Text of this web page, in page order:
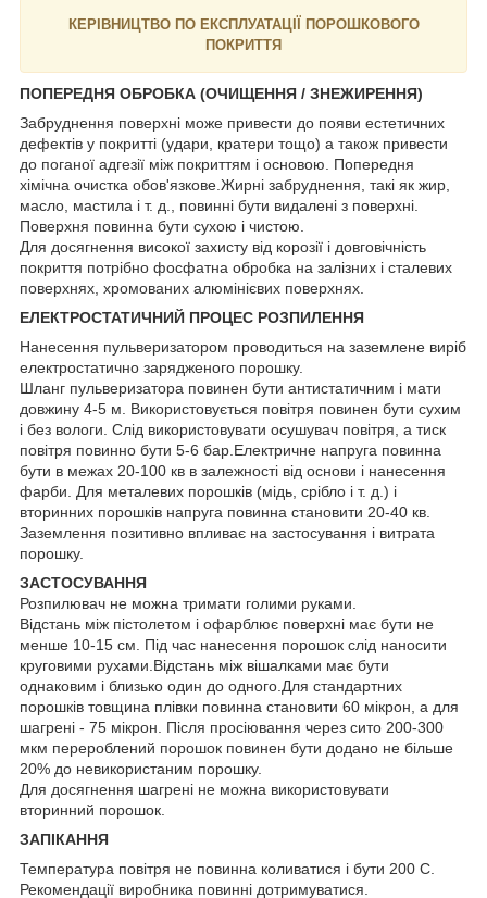
КЕРІВНИЦТВО ПО ЕКСПЛУАТАЦІЇ ПОРОШКОВОГО
ПОКРИТТЯ
ПОПЕРЕДНЯ ОБРОБКА (ОЧИЩЕННЯ / ЗНЕЖИРЕННЯ)
Забруднення поверхні може привести до появи естетичних
дефектів у покритті (удари, кратери тощо) а також привести
до поганої адгезії між покриттям і основою. Попередня
хімічна очистка обов'язкове.Жирні забруднення, такі як жир,
масло, мастила і т. д., повинні бути видалені з поверхні.
Поверхня повинна бути сухою і чистою.
Для досягнення високої захисту від корозії і довговічність
покриття потрібно фосфатна обробка на залізних і сталевих
поверхнях, хромованих алюмінієвих поверхнях.
ЕЛЕКТРОСТАТИЧНИЙ ПРОЦЕС РОЗПИЛЕННЯ
Нанесення пульверизатором проводиться на заземлене виріб
електростатично зарядженого порошку.
Шланг пульверизатора повинен бути антистатичним і мати
довжину 4-5 м. Використовується повітря повинен бути сухим
і без вологи. Слід використовувати осушувач повітря, а тиск
повітря повинно бути 5-6 бар.Електричне напруга повинна
бути в межах 20-100 кв в залежності від основи і нанесення
фарби. Для металевих порошків (мідь, срібло і т. д.) і
вторинних порошків напруга повинна становити 20-40 кв.
Заземлення позитивно впливає на застосування і витрата
порошку.
ЗАСТОСУВАННЯ
Розпилювач не можна тримати голими руками.
Відстань між пістолетом і офарблює поверхні має бути не
менше 10-15 см. Під час нанесення порошок слід наносити
круговими рухами.Відстань між вішалками має бути
однаковим і близько один до одного.Для стандартних
порошків товщина плівки повинна становити 60 мікрон, а для
шагрені - 75 мікрон. Після просіювання через сито 200-300
мкм перероблений порошок повинен бути додано не більше
20% до невикористаним порошку.
Для досягнення шагрені не можна використовувати
вторинний порошок.
ЗАПІКАННЯ
Температура повітря не повинна коливатися і бути 200 С.
Рекомендації виробника повинні дотримуватися.